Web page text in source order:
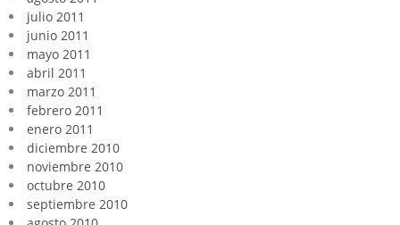
julio 2011
junio 2011
mayo 2011
abril 2011
marzo 2011
febrero 2011
enero 2011
diciembre 2010
noviembre 2010
octubre 2010
septiembre 2010